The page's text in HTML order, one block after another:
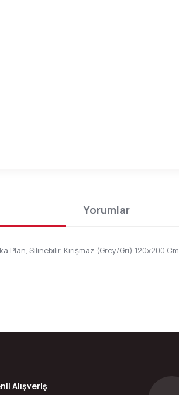
Yorumlar
Plan, Silinebilir, Kırışmaz (Grey/Gri) 120x200 Cm
pahalı.
Alışveriş